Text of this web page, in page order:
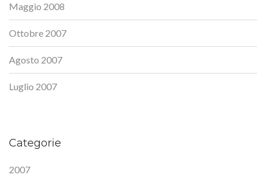
Maggio 2008
Ottobre 2007
Agosto 2007
Luglio 2007
Categorie
2007